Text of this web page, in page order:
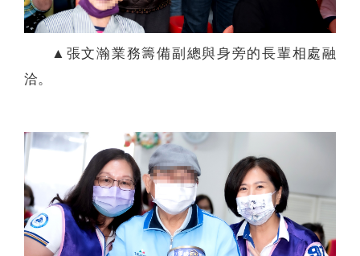
▲張文瀚業務籌備副總與身旁的長輩相處融
洽。